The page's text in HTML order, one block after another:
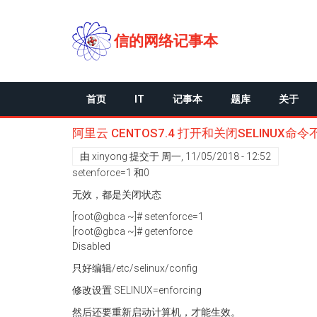
内
信的网络记事本
首页 IT 记事本 题库 关于
阿里云 CENTOS7.4 打开和关闭SELINUX命令
由 xinyong 提交于 周一, 11/05/2018 - 12:52
setenforce=1 和0
无效，都是关闭状态
[root@gbca ~]# setenforce=1
[root@gbca ~]# getenforce
Disabled
只好编辑/etc/selinux/config
修改设置 SELINUX=enforcing
然后还要重新启动计算机，才能生效。